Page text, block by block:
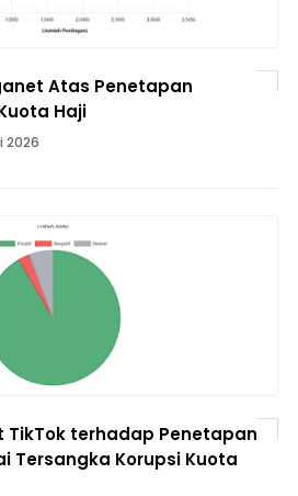
Atas Penetapan
Haji
2026
TikTok terhadap Penetapan
Tersangka Korupsi Kuota